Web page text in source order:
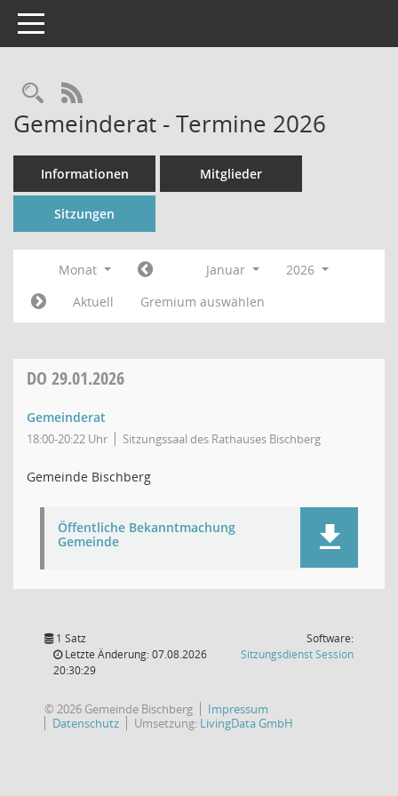
Toggle navigation
Rechercheauswahl
RSS-Feed
Gemeinderat - Termine 2026
Informationen Mitglieder
Sitzungen
Monat Januar
2026
Aktuell
Gremium auswählen
DO 29.01.2026
Gemeinderat
18:00-20:22 Uhr Sitzungssaal des Rathauses Bischberg
Gemeinde Bischberg
Öffentliche Bekanntmachung
Gemeinde
1 Satz
Letzte Änderung: 07.08.2026
20:30:29
Software:
SitzungsdienstSession(Wird in
© 2026 Gemeinde Bischberg
Impressum
Datenschutz
Umsetzung: LivingData GmbH